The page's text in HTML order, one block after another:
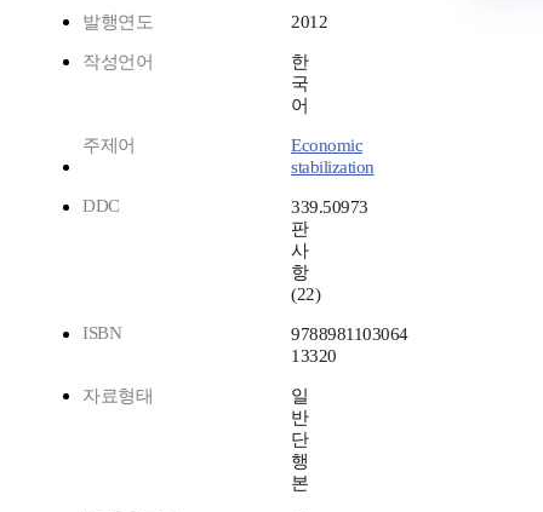
발행연도 2012
작성언어
한
국
어
주제어
Economic
stabilization
DDC
339.50973
판
사
항
(22)
ISBN
9788981103064
13320
자료형태
일
반
단
행
본